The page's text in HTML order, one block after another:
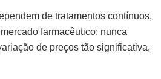
de tratamentos contínuos,
farmacêutico: nunca
de preços tão significativa,